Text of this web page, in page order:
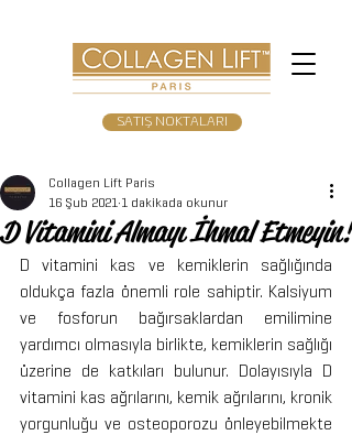
SATIŞ NOKTALARI
D Vitamini Almayı İhmal Etmeyin!
Collagen Lift Paris
16 Şub 2021 1 dakikada okunur
D vitamini kas ve kemiklerin sağlığında
oldukça fazla önemli role sahiptir. Kalsiyum
ve fosforun bağırsaklardan emilimine
yardımcı olmasıyla birlikte, kemiklerin sağlığı
üzerine de katkıları bulunur. Dolayısıyla D
vitamini kas ağrılarını, kemik ağrılarını, kronik
yorgunluğu ve osteoporozu önleyebilmekte